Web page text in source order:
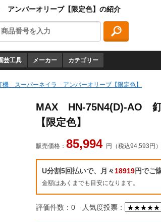
ンバーオリーブ【限定色】の紹介
芸工具 メーカー カテゴリー
スーパーネイラ アンバーオリーブ【限定色】
MAX HN-75N4(D)-AO
【限定色】
販売価格： 85,994 円（税込94,593円）
U分割5回払いで、月々18919円でご
金額はあくまでも目安になります。
評価件数：0 人気度投票：